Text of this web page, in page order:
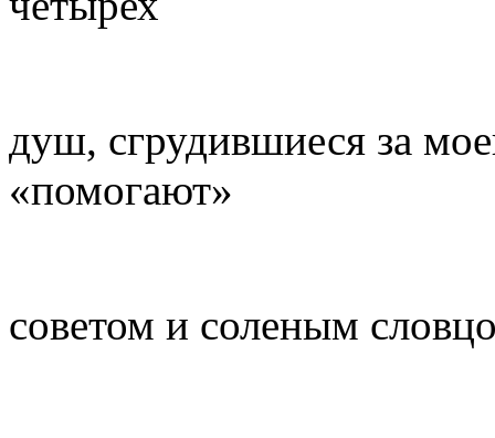
душ, сгрудившиеся за
«помогают»
советом и соленым